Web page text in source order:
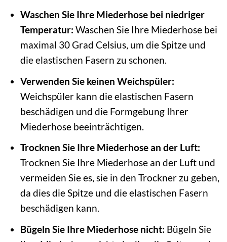
Waschen Sie Ihre Miederhose bei niedriger
Temperatur: Waschen Sie Ihre Miederhose bei
maximal 30 Grad Celsius, um die Spitze und
die elastischen Fasern zu schonen.
Verwenden Sie keinen Weichspüler:
Weichspüler kann die elastischen Fasern
beschädigen und die Formgebung Ihrer
Miederhose beeinträchtigen.
Trocknen Sie Ihre Miederhose an der Luft:
Trocknen Sie Ihre Miederhose an der Luft und
vermeiden Sie es, sie in den Trockner zu geben,
da dies die Spitze und die elastischen Fasern
beschädigen kann.
Bügeln Sie Ihre Miederhose nicht: Bügeln Sie